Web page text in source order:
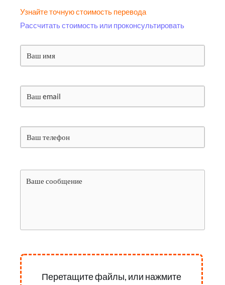
Узнайте точную стоимость перевода
Рассчитать стоимость или проконсультировать
Перетащите файлы, или нажмите